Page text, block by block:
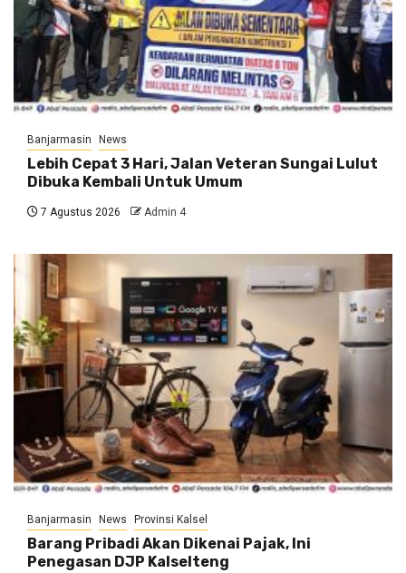
Banjarmasin News
Lebih Cepat 3 Hari, Jalan Veteran Sungai Lulut
Dibuka Kembali Untuk Umum
7 Agustus 2026 Admin 4
Banjarmasin News Provinsi Kalsel
Barang Pribadi Akan Dikenai Pajak, Ini
Penegasan DJP Kalselteng